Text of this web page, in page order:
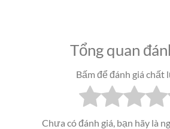
Tổng quan
Bấm để đánh giá chất
Chưa có đánh giá, bạn hãy là